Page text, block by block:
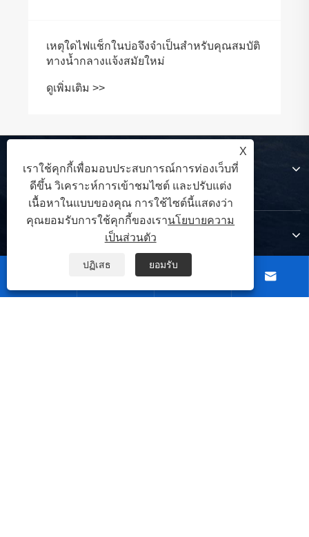
เหตุใดไฟแช็กในบ่อจึงจำเป็นสำหรับคุณสมบัติ
ทางน้ำกลางแจ้งสมัยใหม่
ดูเพิ่มเติม >>
เกี่ยวกับเรา
ติดต่อเรา
 
X
เราใช้คุกกี้เพื่อมอบประสบการณ์การท่องเว็บที่
ดีขึ้น วิเคราะห์การเข้าชมไซต์ และปรับแต่ง
เนื้อหาในแบบของคุณ การใช้ไซต์นี้แสดงว่า
คุณยอมรับการใช้คุกกี้ของเรานโยบายความ
เป็นส่วนตัว
ปฏิเสธ ยอมรับ